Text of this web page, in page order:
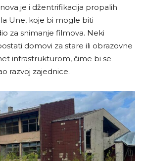
je i džentrifikacija propalih
Une, koje bi mogle biti
za snimanje filmova. Neki
domovi za stare ili obrazovne
infrastrukturom, čime bi se
razvoj zajednice.